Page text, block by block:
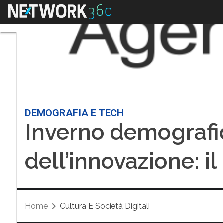
Menu
DEMOGRAFIA E TECH
Inverno
dell’innovazione:
Home Cultura E Società Digitali